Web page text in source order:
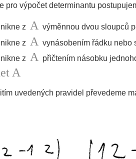
pro výpočet determinantu
z A výměnnou dvou sloupců
z A vynásobením řádku nebo
z A přičtením násobku
A
uvedených pravidel převedeme